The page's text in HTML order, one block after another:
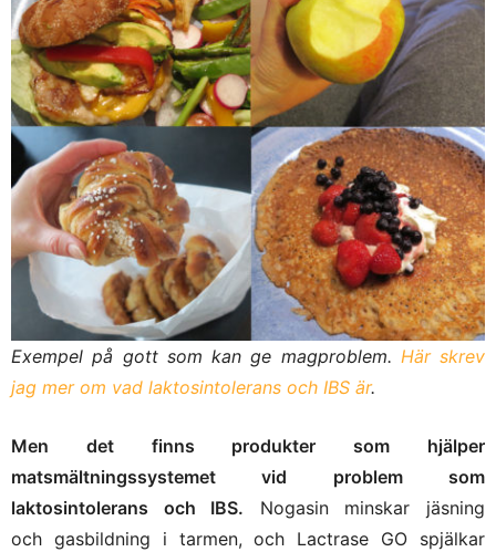
Exempel på gott som kan ge magproblem. Här skrev
jag mer om vad laktosintolerans och IBS är.
Men det finns produkter som hjälper
matsmältningssystemet vid problem som
laktosintolerans och IBS. Nogasin minskar jäsning
och gasbildning i tarmen, och Lactrase GO spjälkar